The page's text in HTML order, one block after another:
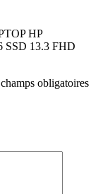
HP
SSD 13.3 FHD
obligatoires